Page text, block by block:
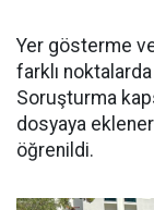
Yer gösterme
farklı
Soruşturma
dosyaya
öğrenildi.